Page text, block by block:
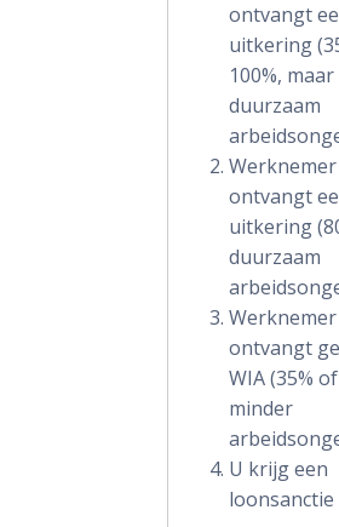
ontvangt
uitkering
100%,
duurzaam
Werknemer
ontvangt
uitkering
duurzaam
Werknemer
ontvangt
WIA (35% of
minder
U krijg een
loonsanctie